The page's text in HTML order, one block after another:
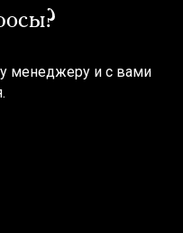
менеджеру и с вами